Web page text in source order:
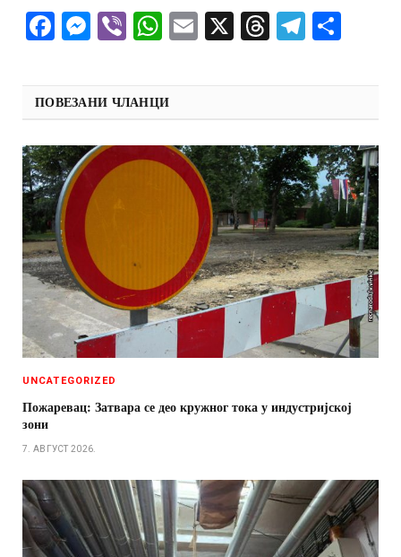
Facebook
Messenger
ViberWhatsApp
Email
X Threads
ПОВЕЗАНИ ЧЛАНЦИ
UNCATEGORIZED
Пожаревац: Затвара се део кружног тока у индустријској
зони
7. АВГУСТ 2026.